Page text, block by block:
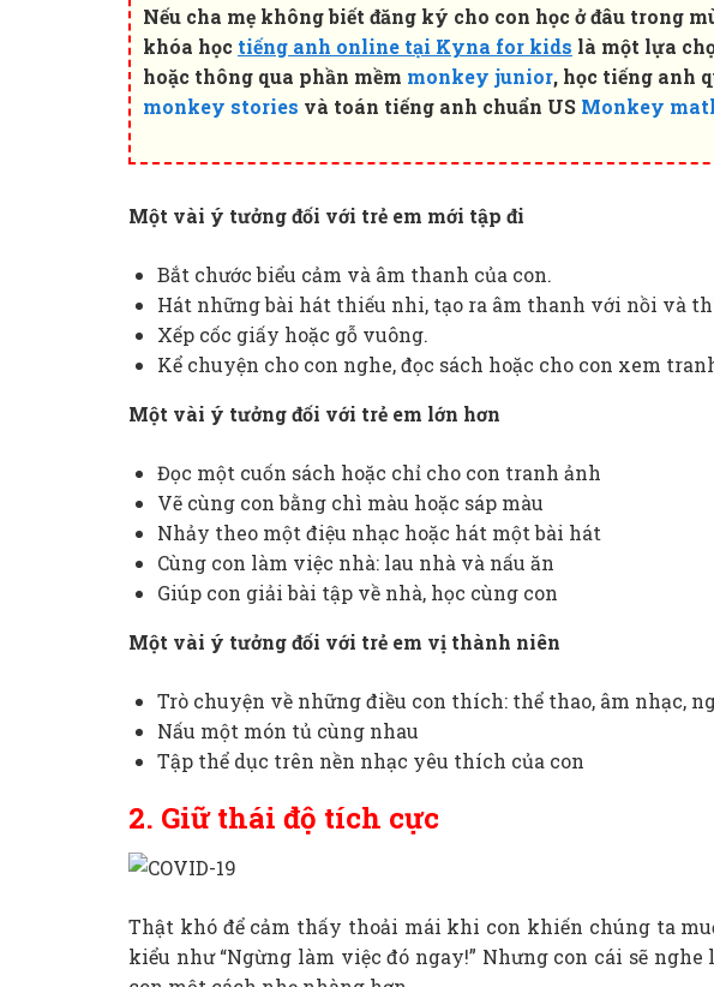
Nếu cha mẹ không biết đăng ký cho con học ở đâu trong
khóa học tiếng anh online tại Kyna for kids là một lựa
hoặc thông qua phần mềm monkey junior, học tiếng anh
monkey stories và toán tiếng anh chuẩn US Monkey
Một vài ý tưởng đối với trẻ em mới tập đi
Bắt chước biểu cảm và âm thanh của con.
Hát những bài hát thiếu nhi, tạo ra âm thanh với nồi và
Xếp cốc giấy hoặc gỗ vuông.
Kể chuyện cho con nghe, đọc sách hoặc cho con xem
Một vài ý tưởng đối với trẻ em lớn hơn
Đọc một cuốn sách hoặc chỉ cho con tranh ảnh
Vẽ cùng con bằng chì màu hoặc sáp màu
Nhảy theo một điệu nhạc hoặc hát một bài hát
Cùng con làm việc nhà: lau nhà và nấu ăn
Giúp con giải bài tập về nhà, học cùng con
Một vài ý tưởng đối với trẻ em vị thành niên
Trò chuyện về những điều con thích: thể thao, âm nhạc,
Nấu một món tủ cùng nhau
Tập thể dục trên nền nhạc yêu thích của con
2. Giữ thái độ tích cực
Thật khó để cảm thấy thoải mái khi con khiến chúng ta
kiểu như “Ngừng làm việc đó ngay!” Nhưng con cái sẽ